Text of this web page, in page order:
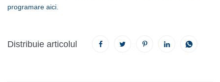
programare aici
Distribuie articolul